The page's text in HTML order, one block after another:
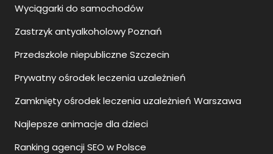
Wyciągarki do samochodów
Zastrzyk antyalkoholowy Poznań
Przedszkole niepubliczne Szczecin
Prywatny ośrodek leczenia uzależnień
Zamknięty ośrodek leczenia uzależnień Warszawa
Najlepsze animacje dla dzieci
Ranking agencji SEO w Polsce